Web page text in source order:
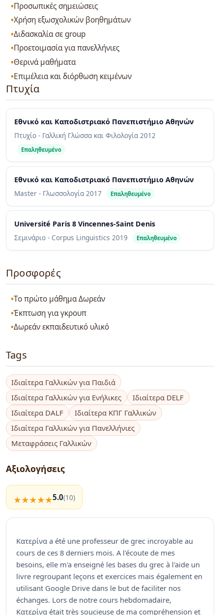
Προσωπικές σημειώσεις
Χρήση εξωσχολικών βοηθημάτων
Διδασκαλία σε group
Προετοιμασία για πανελλήνιες
Θερινά μαθήματα
Επιμέλεια και διόρθωση κειμένων
Πτυχία
Εθνικό και Καποδιστριακό Πανεπιστήμιο Αθηνών
Πτυχίο - Γαλλική Γλώσσα και Φιλολογία 2012
Επαληθευμένο
Εθνικό και Καποδιστριακό Πανεπιστήμιο Αθηνών
Master - Γλωσσολογία 2017 Επαληθευμένο
Université Paris 8 Vincennes-Saint Denis
Σεμινάριο - Corpus Linguistics 2019 Επαληθευμένο
Προσφορές
Το πρώτο μάθημα Δωρεάν
Έκπτωση για γκρουπ
Δωρεάν εκπαιδευτικό υλικό
Tags
Ιδιαίτερα Γαλλικών για Παιδιά
Ιδιαίτερα Γαλλικών για Ενήλικες
Ιδιαίτερα DELF
Ιδιαίτερα DALF
Ιδιαίτερα ΚΠΓ Γαλλικών
Ιδιαίτερα Γαλλικών για Πανελλήνιες
Μεταφράσεις Γαλλικών
Αξιολογήσεις
5.0(10)
Κατερίνα a été une professeur de grec incroyable au
cours de ces 8 derniers mois. A l'écoute de mes
besoins, elle m'a enseigné les bases du grec à l'aide un
livre regroupant leçons et exercices mais également en
utilisant Google Drive dans le but de faciliter nos
échanges. Lors de notre cours hebdomadaire,
Κατερίνα était très soucieuse de ma compréhension et